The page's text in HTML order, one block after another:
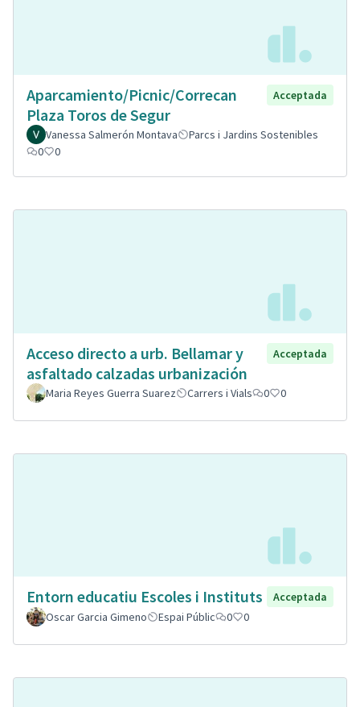
Aparcamiento/Picnic/Correcan
Plaza Toros de Segur
Acceptada
Vanessa Salmerón Montava
Parcs i Jardins Sostenibles
0
0
Acceso directo a urb. Bellamar y
asfaltado calzadas urbanización
Acceptada
Maria Reyes Guerra Suarez Carrers i Vials 0 0
Entorn educatiu Escoles i Instituts
Acceptada
Oscar Garcia Gimeno
Espai Públic 0 0